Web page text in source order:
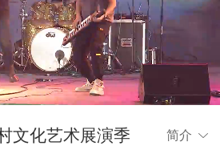
文化艺术展演季
简介